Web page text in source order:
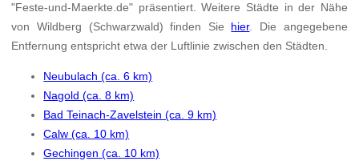
"Feste-und-Maerkte.de" präsentiert. Weitere Städte in der Nähe
von Wildberg (Schwarzwald) finden Sie hier. Die angegebene
Entfernung entspricht etwa der Luftlinie zwischen den Städten.
Neubulach (ca. 6 km)
Nagold (ca. 8 km)
Bad Teinach-Zavelstein (ca. 9 km)
Calw (ca. 10 km)
Gechingen (ca. 10 km)